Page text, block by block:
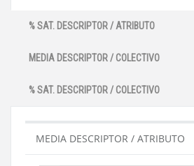
% SAT. DESCRIPTOR / ATRIBUTO
MEDIA DESCRIPTOR / COLECTIVO
% SAT. DESCRIPTOR / COLECTIVO
MEDIA DESCRIPTOR / ATRIBUTO